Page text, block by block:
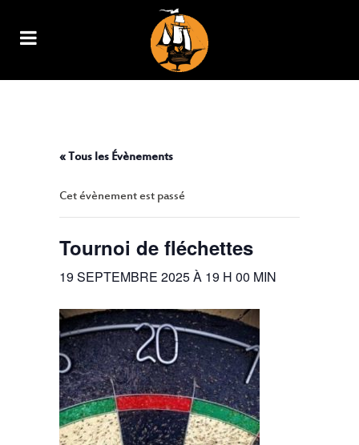
« Tous les Évènements
Cet évènement est passé
Tournoi de fléchettes
19 SEPTEMBRE 2025 À 19 H 00 MIN